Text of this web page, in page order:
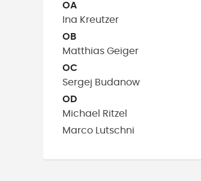
OA
Ina Kreutzer
OB
Matthias Geiger
OC
Sergej Budanow
OD
Michael
Ritzel
Marco
Lutschni